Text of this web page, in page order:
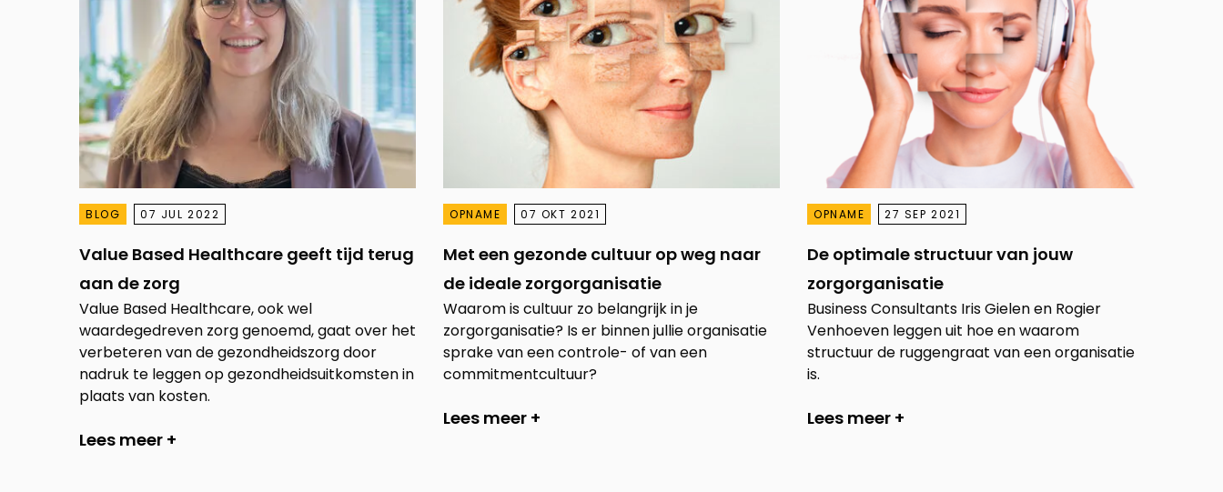
BLOG 07 JUL 2022
Value Based Healthcare geeft tijd terug
aan de zorg
Value Based Healthcare, ook wel
waardegedreven zorg genoemd, gaat over het
verbeteren van de gezondheidszorg door
nadruk te leggen op gezondheidsuitkomsten in
plaats van kosten.
Lees meer +
OPNAME 07 OKT 2021
Met een gezonde cultuur op weg naar
de ideale zorgorganisatie
Waarom is cultuur zo belangrijk in je
zorgorganisatie? Is er binnen jullie organisatie
sprake van een controle- of van een
commitmentcultuur?
Lees meer +
OPNAME 27 SEP 2021
De optimale structuur van jouw
zorgorganisatie
Business Consultants Iris Gielen en Rogier
Venhoeven leggen uit hoe en waarom
structuur de ruggengraat van een organisatie
is.
Lees meer +